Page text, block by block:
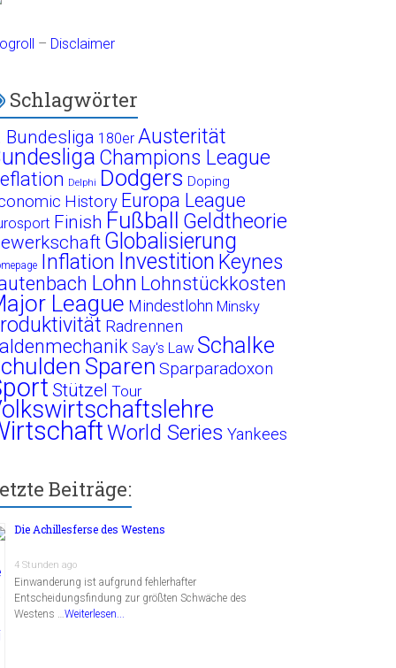
– Disclaimer
Schlagwörter
Bundesliga 180er Austerität
Champions League
Delphi Dodgers Doping
History Europa League
Finish Fußball Geldtheorie
Globalisierung
Inflation Investition Keynes
Lohn Lohnstückkosten
League Mindestlohn Minsky
Radrennen
Say's Law Schalke
Sparen Sparparadoxon
Stützel Tour
World Series Yankees
Beiträge:
Die Achillesferse des Westens
4 Stunden ago
Einwanderung ist aufgrund fehlerhafter
Entscheidungsfindung zur größten Schwäche des
Westens …Weiterlesen...